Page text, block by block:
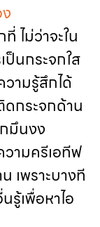
ไม่ว่าจะใน
นกระจกใส
ามรู้สึกได้
ดกระจกด้าน
มึนงง
ามครีเอทีฟ
เพราะบางที
รู้เพื่อหาไอ